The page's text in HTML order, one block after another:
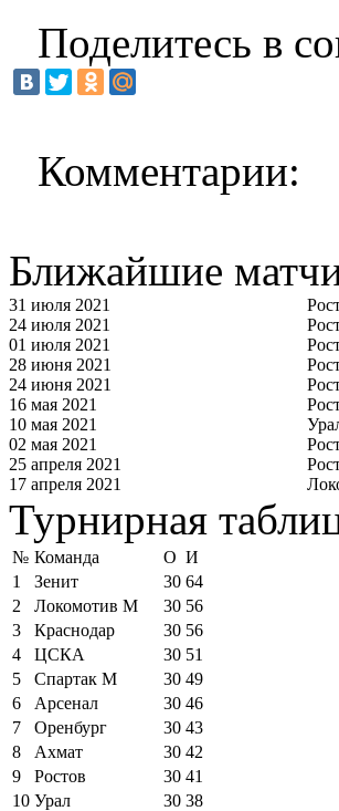
Поделитесь в
Комментарии:
Ближайшие
31 июля 2021
24 июля 2021
01 июля 2021
28 июня 2021
24 июня 2021
16 мая 2021
10 мая 2021
02 мая 2021
25 апреля 2021
17 апреля 2021
Турнирная
№ Команда О И
1
Зенит 30 64
2
Локомотив М 30 56
3
Краснодар 30 56
4
ЦСКА 30 51
5
Спартак М 30 49
6
Арсенал 30 46
7
Оренбург 30 43
8
Ахмат 30 42
9
Ростов 30 41
10 Урал 30 38